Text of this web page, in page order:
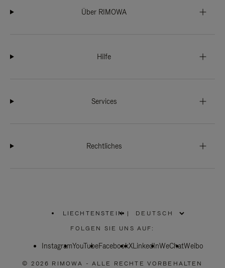
Über RIMOWA
Hilfe
Services
Rechtliches
LIECHTENSTEIN
WÄHLEN
SIE
REGION
|
FOLGEN SIE UNS AUF:
InstagramYouTubeFacebookXLinkedInWeChatWeibo
© 2026 RIMOWA - ALLE RECHTE VORBEHALTEN